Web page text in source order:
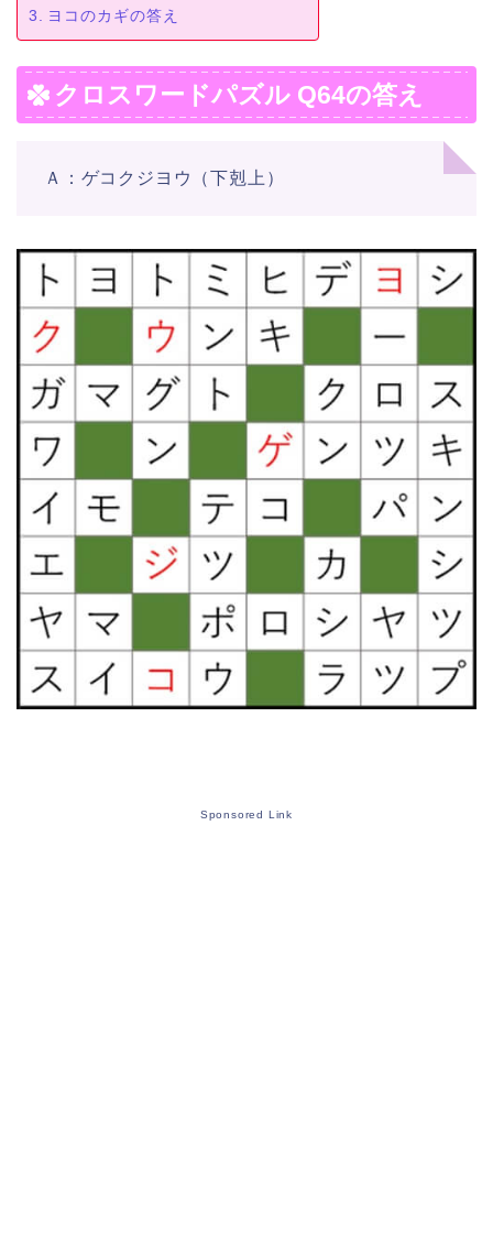
ヨコのカギの答え
クロスワードパズル Q64の答え
Ａ：ゲコクジヨウ（下剋上）
Sponsored Link